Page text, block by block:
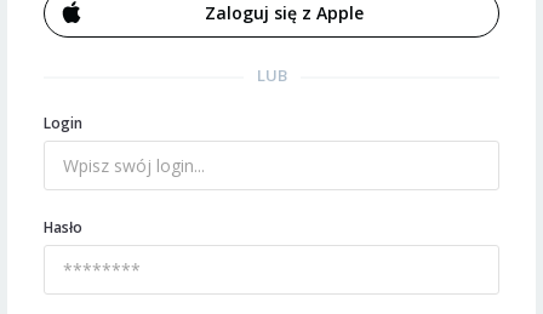
Zaloguj się z Apple
LUB
Login
Hasło